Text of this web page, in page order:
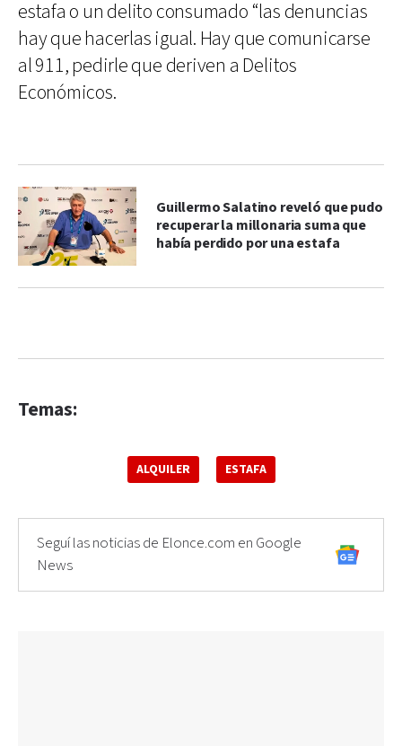
estafa o un delito consumado “las denuncias
hay que hacerlas igual. Hay que comunicarse
al 911, pedirle que deriven a Delitos
Económicos.
Guillermo Salatino reveló que pudo
recuperar la millonaria suma que
había perdido por una estafa
Temas:
ALQUILER ESTAFA
Seguí las noticias de Elonce.com en Google
News